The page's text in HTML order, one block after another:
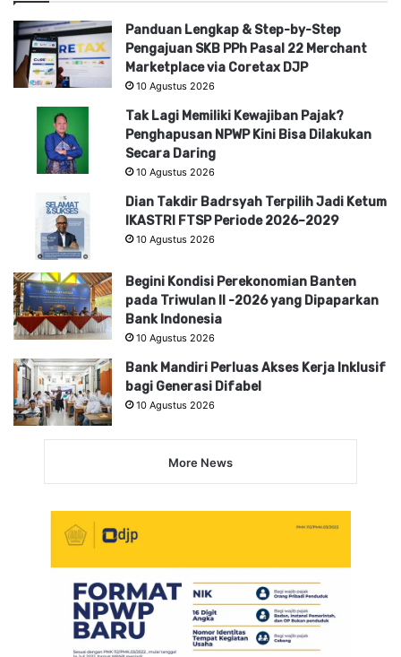
Panduan Lengkap & Step-by-Step
Pengajuan SKB PPh Pasal 22 Merchant
Marketplace via Coretax DJP
10 Agustus 2026
Tak Lagi Memiliki Kewajiban Pajak?
Penghapusan NPWP Kini Bisa Dilakukan
Secara Daring
10 Agustus 2026
Dian Takdir Badrsyah Terpilih Jadi Ketum
IKASTRI FTSP Periode 2026–2029
10 Agustus 2026
Begini Kondisi Perekonomian Banten
pada Triwulan II -2026 yang Dipaparkan
Bank Indonesia
10 Agustus 2026
Bank Mandiri Perluas Akses Kerja Inklusif
bagi Generasi Difabel
10 Agustus 2026
More News